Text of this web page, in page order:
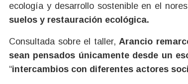
ecología y desarrollo sostenible en el
suelos y restauración ecológica.
Consultada sobre el taller, Arancio
sean pensados únicamente desde un
“intercambios con diferentes actores